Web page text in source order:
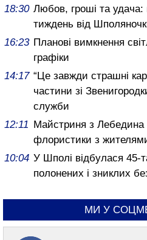
18:30 Любов, гроші та удача:
тиждень від
16:23 Планові вимкнення
графіки
14:17 “Це завжди страшні
частини зі
служби
12:11 Майстриня з Лебедина
флористики з
10:04 У Шполі відбулася 45-
полонених і зниклих
МИ У